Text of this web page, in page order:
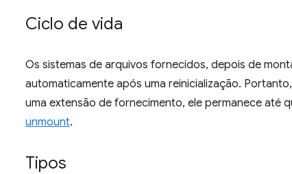
Ciclo de vida
Os sistemas de arquivos fornecidos, depois de
automaticamente após uma reinicialização.
uma extensão de fornecimento, ele permanece até
unmount.
Tipos